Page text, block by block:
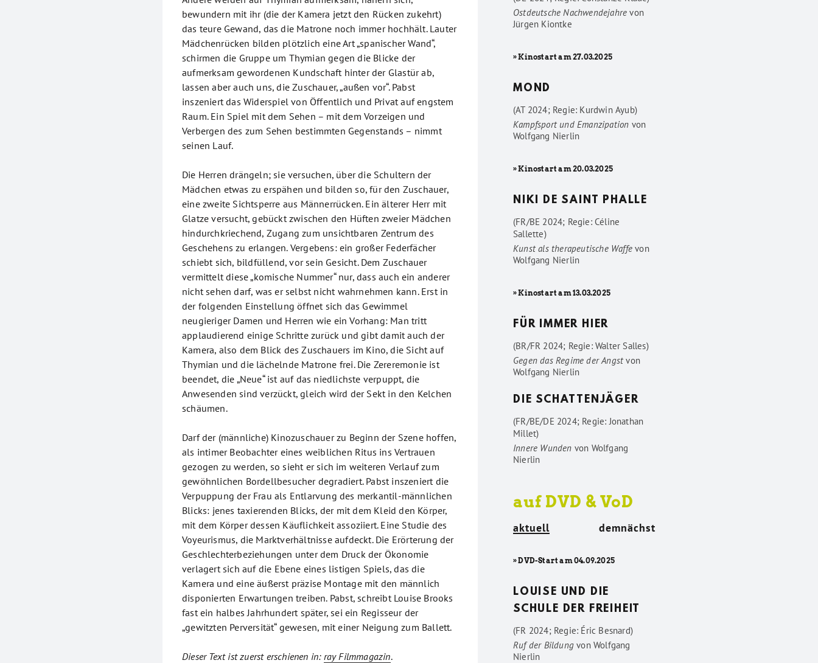
bewundern mit ihr (die der Kamera jetzt den Rücken zukehrt)
das teure Gewand, das die Matrone noch immer hochhält. Lauter
Mädchenrücken bilden plötzlich eine Art „spanischer Wand“,
schirmen die Gruppe um Thymian gegen die Blicke der
aufmerksam gewordenen Kundschaft hinter der Glastür ab,
lassen aber auch uns, die Zuschauer, „außen vor“. Pabst
inszeniert das Widerspiel von Öffentlich und Privat auf engstem
Raum. Ein Spiel mit dem Sehen – mit dem Vorzeigen und
Verbergen des zum Sehen bestimmten Gegenstands – nimmt
seinen Lauf.
Die Herren drängeln; sie versuchen, über die Schultern der
Mädchen etwas zu erspähen und bilden so, für den Zuschauer,
eine zweite Sichtsperre aus Männerrücken. Ein älterer Herr mit
Glatze versucht, gebückt zwischen den Hüften zweier Mädchen
hindurchkriechend, Zugang zum unsichtbaren Zentrum des
Geschehens zu erlangen. Vergebens: ein großer Federfächer
schiebt sich, bildfüllend, vor sein Gesicht. Dem Zuschauer
vermittelt diese „komische Nummer“ nur, dass auch ein anderer
nicht sehen darf, was er selbst nicht wahrnehmen kann. Erst in
der folgenden Einstellung öffnet sich das Gewimmel
neugieriger Damen und Herren wie ein Vorhang: Man tritt
applaudierend einige Schritte zurück und gibt damit auch der
Kamera, also dem Blick des Zuschauers im Kino, die Sicht auf
Thymian und die lächelnde Matrone frei. Die Zereremonie ist
beendet, die „Neue“ ist auf das niedlichste verpuppt, die
Anwesenden sind verzückt, gleich wird der Sekt in den Kelchen
schäumen.
Darf der (männliche) Kinozuschauer zu Beginn der Szene hoffen,
als intimer Beobachter eines weiblichen Ritus ins Vertrauen
gezogen zu werden, so sieht er sich im weiteren Verlauf zum
gewöhnlichen Bordellbesucher degradiert. Pabst inszeniert die
Verpuppung der Frau als Entlarvung des merkantil-männlichen
Blicks: jenes taxierenden Blicks, der mit dem Kleid den Körper,
mit dem Körper dessen Käuflichkeit assoziiert. Eine Studie des
Voyeurismus, die Marktverhältnisse aufdeckt. Die Erörterung der
Geschlechterbeziehungen unter dem Druck der Ökonomie
verlagert sich auf die Ebene eines listigen Spiels, das die
Kamera und eine äußerst präzise Montage mit den männlich
disponierten Erwartungen treiben. Pabst, schreibt Louise Brooks
fast ein halbes Jahrhundert später, sei ein Regisseur der
„gewitzten Perversität“ gewesen, mit einer Neigung zum Ballett.
Dieser Text ist zuerst erschienen in: ray Filmmagazin.
Ostdeutsche Nachwendejahre von
Jürgen Kiontke
» Kinostart am 27.03.2025
MOND
(AT 2024; Regie: Kurdwin Ayub)
Kampfsport und Emanzipation von
Wolfgang Nierlin
» Kinostart am 20.03.2025
NIKI DE SAINT PHALLE
(FR/BE 2024; Regie: Céline
Sallette)
Kunst als therapeutische Waffevon
Wolfgang Nierlin
» Kinostart am 13.03.2025
FÜR IMMER HIER
(BR/FR 2024; Regie: Walter Salles)
Gegen das Regime der Angstvon
Wolfgang Nierlin
DIE SCHATTENJÄGER
(FR/BE/DE 2024; Regie: Jonathan
Millet)
Innere Wunden von Wolfgang
Nierlin
auf DVD & VoD
aktuell demnächst
» DVD-Start am 04.09.2025
LOUISE UND DIE
SCHULE DER FREIHEIT
(FR 2024; Regie: Éric Besnard)
Ruf der Bildungvon Wolfgang
Nierlin